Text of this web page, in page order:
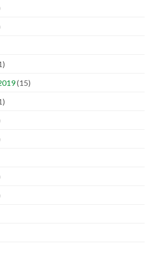
(15)